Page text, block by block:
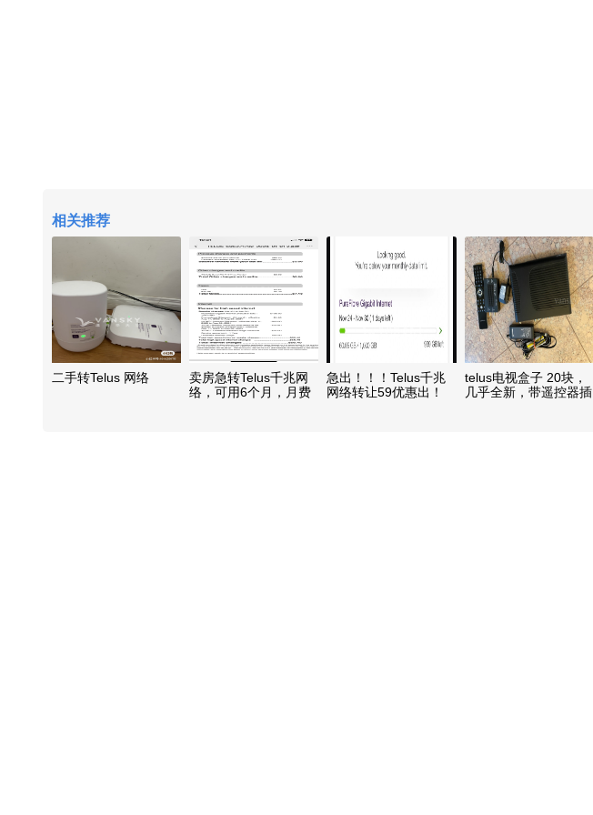
相关推荐
二手转Telus 网络
卖房急转Telus千兆网
络，可用6个月，月费
急出！！！Telus千兆
网络转让59优惠出！
telus电视盒子 20块，
几乎全新，带遥控器插